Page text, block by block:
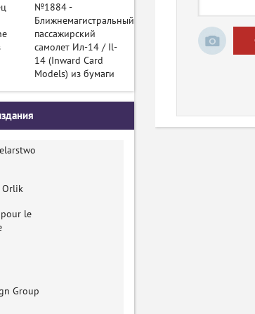
№1884 -
Ближнемагистральный
пассажирский
самолет Ил-14 / Il-
14 (Inward Card
Models) из бумаги
Orlik
pour le
Group